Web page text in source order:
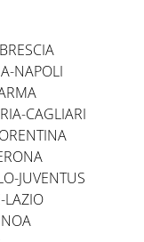
NAPOLI
CAGLIARI
JUVENTUS